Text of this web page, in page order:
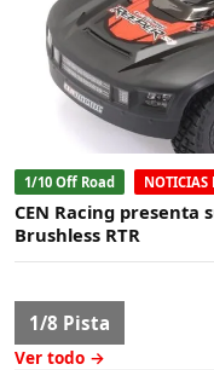
1/10 Off Road NOTICIAS
CEN Racing presenta
Brushless RTR
1/8 Pista
Ver todo →